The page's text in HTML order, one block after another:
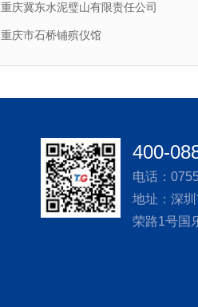
重庆冀东水泥璧山有限责任公司
重庆市石桥铺殡仪馆
400-
电话：
地址：深
荣路1号国